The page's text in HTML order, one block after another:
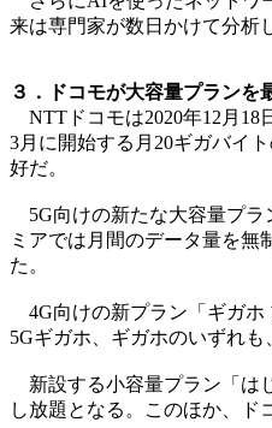
来は専門家が数日かけて分析
３．ドコモが大容量プラン
NTTドコモは2020年12月18
3月に開始する月20ギガバイ
好だ。
5G向けの新たな大容量プラ
ミアでは月間のデータ量を
た。
4G向けの新プラン「ギガホ
5Gギガホ、ギガホのいずれ
新設する小容量プラン「は
し放題となる。このほか、ド